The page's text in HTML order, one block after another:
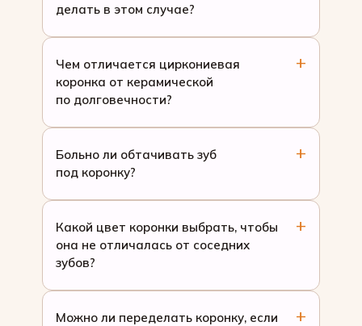
делать в этом случае?
Чем отличается циркониевая
коронка от керамической
по долговечности?
Больно ли обтачивать зуб
под коронку?
Какой цвет коронки выбрать, чтобы
она не отличалась от соседних
зубов?
Можно ли переделать коронку, если